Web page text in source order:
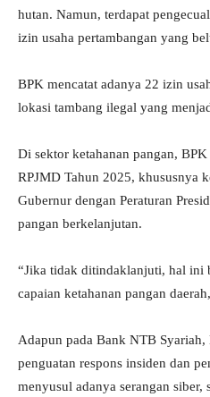
hutan. Namun, terdapat
izin usaha pertambangan yang
BPK mencatat adanya 22 izin
lokasi tambang ilegal yang
Di sektor ketahanan pangan,
RPJMD Tahun 2025, khususnya
Gubernur dengan Peraturan
pangan berkelanjutan.
“Jika tidak ditindaklanjuti, hal ini
capaian ketahanan pangan
Adapun pada Bank NTB Syariah,
penguatan respons insiden dan
menyusul adanya serangan